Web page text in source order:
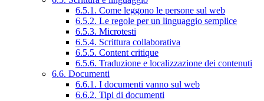
6.5.1. Come leggono le persone sul web
6.5.2. Le regole per un linguaggio semplice
6.5.3. Microtesti
6.5.4. Scrittura collaborativa
6.5.5. Content critique
6.5.6. Traduzione e localizzazione dei contenuti
6.6. Documenti
6.6.1. I documenti vanno sul web
6.6.2. Tipi di documenti